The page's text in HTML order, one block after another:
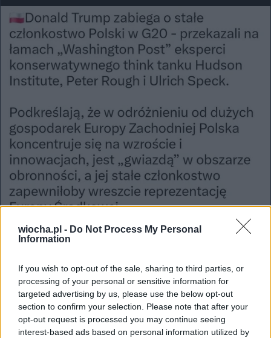
wiocha.pl - Do Not Process My Personal
Information
If you wish to opt-out of the sale, sharing to third parties, or
processing of your personal or sensitive information for
targeted advertising by us, please use the below opt-out
section to confirm your selection. Please note that after your
opt-out request is processed you may continue seeing
interest-based ads based on personal information utilized by